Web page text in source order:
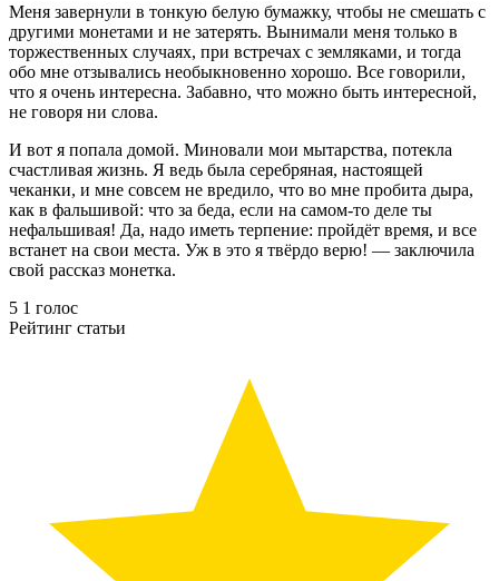
Меня завернули в тонкую белую бумажку, чтобы не смешать с
другими монетами и не затерять. Вынимали меня только в
торжественных случаях, при встречах с земляками, и тогда
обо мне отзывались необыкновенно хорошо. Все говорили,
что я очень интересна. Забавно, что можно быть интересной,
не говоря ни слова.
И вот я попала домой. Миновали мои мытарства, потекла
счастливая жизнь. Я ведь была серебряная, настоящей
чеканки, и мне совсем не вредило, что во мне пробита дыра,
как в фальшивой: что за беда, если на самом-то деле ты
нефальшивая! Да, надо иметь терпение: пройдёт время, и все
встанет на свои места. Уж в это я твёрдо верю! — заключила
свой рассказ монетка.
5 1 голос
Рейтинг статьи